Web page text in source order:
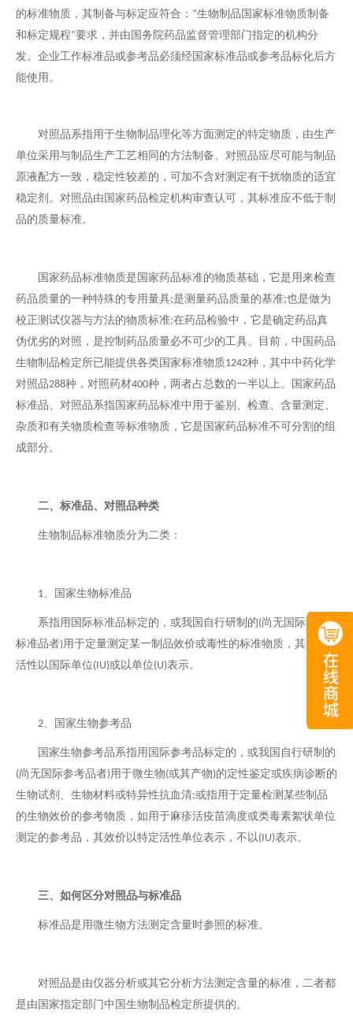
的标准物质，其制备与标定应符合： “生物制品国家标准物质制备
和标定规程”要求，并由国务院药品监督管理部门指定的机构分
发。企业工作标准品或参考品必须经国家标准品或参考品标化后方
能使用。
对照品系指用于生物制品理化等方面测定的特定物质，由生产
单位采用与制品生产工艺相同的方法制备。对照品应尽可能与制品
原液配方一致，稳定性较差的，可加不含对测定有干扰物质的适宜
稳定剂。对照品由国家药品检定机构审查认可，其标准应不低于制
品的质量标准。
国家药品标准物质是国家药品标准的物质基础，它是用来检查
药品质量的一种特殊的专用量具;是测量药品质量的基准;也是做为
校正测试仪器与方法的物质标准;在药品检验中，它是确定药品真
伪优劣的对照，是控制药品质量必不可少的工具。目前，中国药品
生物制品检定所已能提供各类国家标准物质1242种，其中中药化学
对照品288种，对照药材400种，两者占总数的一半以上。国家药品
标准品、对照品系指国家药品标准中用于鉴别、检查、含量测定、
杂质和有关物质检查等标准物质，它是国家药品标准不可分割的组
成部分。
二、标准品、对照品种类
生物制品标准物质分为二类：
1、国家生物标准品
系指用国际标准品标定的，或我国自行研制的(尚无国际生物
标准品者)用于定量测定某一制品效价或毒性的标准物质，其生物
活性以国际单位(IU)或以单位(U)表示。
2、国家生物参考品
国家生物参考品系指用国际参考品标定的，或我国自行研制的
(尚无国际参考品者)用于微生物(或其产物)的定性鉴定或疾病诊断的
生物试剂、生物材料或特异性抗血清;或指用于定量检测某些制品
的生物效价的参考物质，如用于麻疹活疫苗滴度或类毒素絮状单位
测定的参考品，其效价以特定活性单位表示，不以(IU)表示。
三、如何区分对照品与标准品
标准品是用微生物方法测定含量时参照的标准。
对照品是由仪器分析或其它分析方法测定含量的标准，二者都
是由国家指定部门中国生物制品检定所提供的。